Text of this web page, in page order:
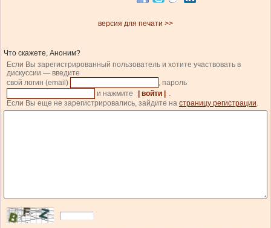
версия для печати >>
Что скажете, Аноним?
Если Вы зарегистрированный пользователь и хотите участвовать в
дискуссии — введите
свой логин (email)
, пароль
и нажмите
| войти |
.
Если Вы еще не зарегистрировались, зайдите на страницу регистрации.